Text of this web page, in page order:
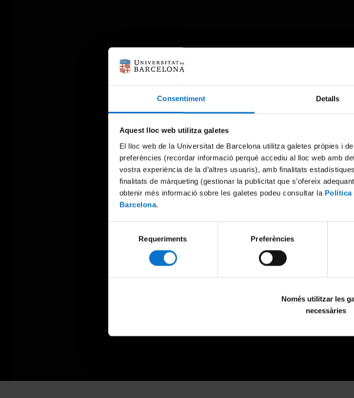
Consentiment Detalls
Aquest lloc web utilitza galetes
El lloc web de la Universitat de Barcelona utilitza galetes pròpies i
preferències (recordar informació perquè accediu al lloc web amb
vostra experiència de la d’altres usuaris), amb finalitats
finalitats de màrqueting (gestionar la publicitat que s’ofereix
obtenir més informació sobre les galetes podeu consultar la Política
Barcelona.
consentiment
Requeriments Preferències
Només utilitzar les
necessàries
Something went
Try again